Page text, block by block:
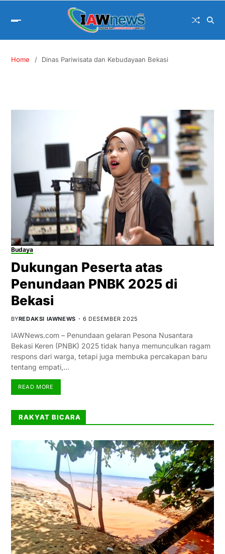
Home Dinas Pariwisata dan Kebudayaan Bekasi
Budaya
Dukungan Peserta atas
Penundaan PNBK 2025 di
Bekasi
BYREDAKSI IAWNEWS 6 DESEMBER 2025
IAWNews.com – Penundaan gelaran Pesona Nusantara
Bekasi Keren (PNBK) 2025 tidak hanya memunculkan ragam
respons dari warga, tetapi juga membuka percakapan baru
tentang empati,…
READ MORE
RAKYAT BICARA